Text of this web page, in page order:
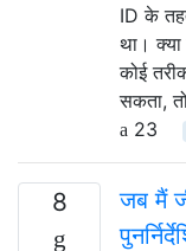
ID के
था। क्या
कोई
सकता,
23
8
जब मैं